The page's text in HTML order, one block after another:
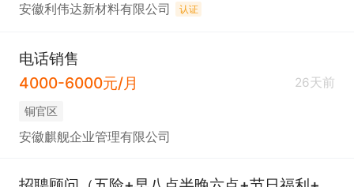
安徽利伟达新材料有限公司 认证
电话销售
4000-6000元/月
26天前
铜官区
安徽麒舰企业管理有限公司